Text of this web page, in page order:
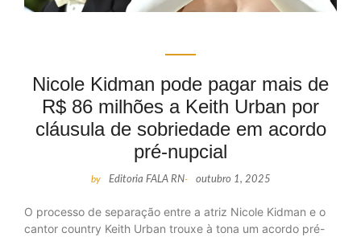
Nicole Kidman pode pagar mais de
R$ 86 milhões a Keith Urban por
cláusula de sobriedade em acordo
pré-nupcial
by Editoria FALA RN- outubro 1, 2025
O processo de separação entre a atriz Nicole Kidman e o
cantor country Keith Urban trouxe à tona um acordo pré-